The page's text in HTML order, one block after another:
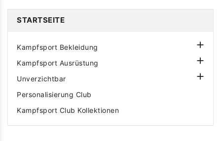
STARTSEITE
Kampfsport Bekleidung 
Kampfsport Ausrüstung 
Unverzichtbar 
Personalisierung Club
Kampfsport Club Kollektionen